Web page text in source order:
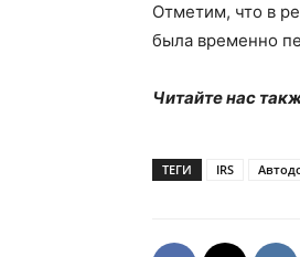
Отметим, что в
была временно
Читайте нас
ТЕГИ IRS